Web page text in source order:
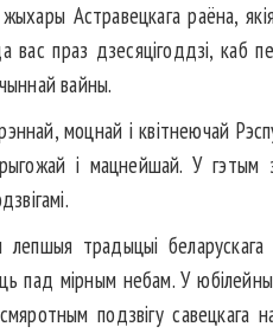
Астравецкага раёна,
вас праз дзесяцігоддзі, каб
вайны.
моцнай і квітнеючай
і мацнейшай. У гэтым
традыцыі
пад мірным небам. У юбілейны
подзвігу